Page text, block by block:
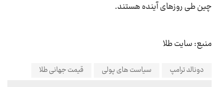
چین طی روزهای آینده هستند.
منبع: سایت طلا
دونالد ترامپ سیاست های پولی قیمت جهانی طلا